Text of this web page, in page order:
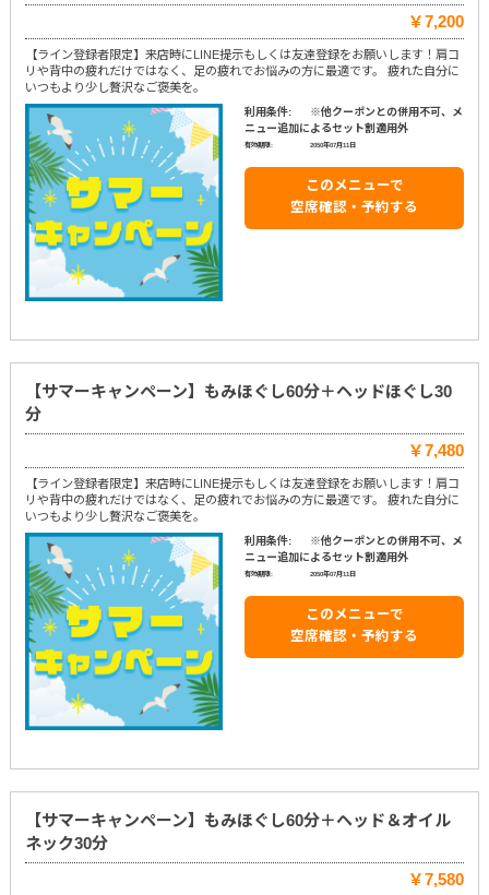
￥7,200
【ライン登録者限定】来店時にLINE提示もしくは友達登録をお願いします！肩コ
リや背中の疲れだけではなく、足の疲れでお悩みの方に最適です。 疲れた自分に
いつもより少し贅沢なご褒美を。
利用条件:
※他クーポンとの併用不可、メ
ニュー追加によるセット割適用外
有効期限: 2050年07月11日
このメニューで
空席確認・予約する
【サマーキャンペーン】もみほぐし60分＋ヘッドほぐし30
分
￥7,480
【ライン登録者限定】来店時にLINE提示もしくは友達登録をお願いします！肩コ
リや背中の疲れだけではなく、足の疲れでお悩みの方に最適です。 疲れた自分に
いつもより少し贅沢なご褒美を。
利用条件:
※他クーポンとの併用不可、メ
ニュー追加によるセット割適用外
有効期限: 2050年07月11日
このメニューで
空席確認・予約する
【サマーキャンペーン】もみほぐし60分＋ヘッド＆オイル
ネック30分
￥7,580